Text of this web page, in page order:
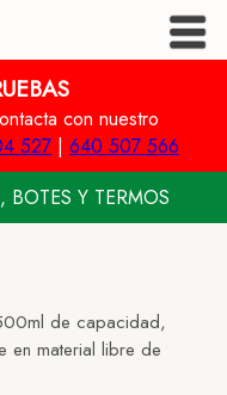
con nuestro
527 | 640 507 566
BOTES Y TERMOS
de capacidad,
en material libre de